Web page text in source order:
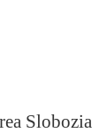
Slobozia